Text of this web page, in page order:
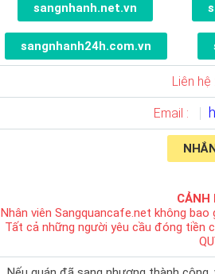
sangnhanh.net.vn
sangnhanh24h.com.vn
Liên hệ
Email :
CẢNH
Nhân viên Sangquancafe.net không
Tất cả những người yêu cầu đóng tiền